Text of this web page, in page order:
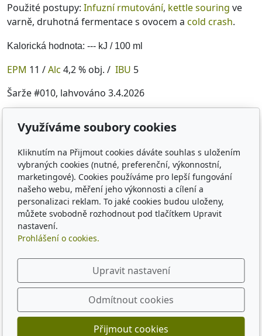
Použité postupy: Infuzní rmutování, kettle souring ve
varně, druhotná fermentace s ovocem a cold crash.
Kalorická hodnota: --- kJ / 100 ml
EPM 11 /Alc 4,2 % obj. / IBU 5
Šarže #010, lahvováno 3.4.2026
Chtěli jsme vyzkoušet, co to udělá, když přidáme
Komentář Šimona: Ovocné kapsičky za mě povedené,
čekali jsme víc meruňky míň jablka, ale je to přesně
naopak. Je to ovšem dost povedené a líbí se mi že to
přímo mezi pivem a ciderem, udělali jsme oproti malině
silnější. 11 naprostý ideál.
© 2026Šimon Karel Nastavení cookies
Využíváme soubory cookies
Kliknutím na Přijmout cookies dáváte souhlas s uložením
vybraných cookies (nutné, preferenční, výkonnostní,
marketingové). Cookies používáme pro lepší fungování
našeho webu, měření jeho výkonnosti a cílení a
personalizaci reklam. To jaké cookies budou uloženy,
můžete svobodně rozhodnout pod tlačítkem Upravit
nastavení.
Prohlášení o cookies.
Upravit nastavení
Odmítnout cookies
Přijmout cookies